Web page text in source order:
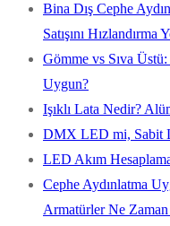
Bina Dış Cephe
Satışını Hızlandırma
Gömme vs Sıva
Uygun?
Işıklı Lata Nedir?
DMX LED mi, Sabit
LED Akım
Cephe Aydınlatma
Armatürler Ne Zaman